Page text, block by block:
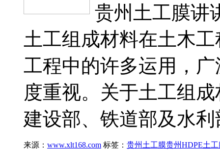
贵州土工膜讲
土工组成材料在土木
工程中的许多运用，
度重视。关于土工组
建设部、铁道部及水
来源： www.xlt168.com 标签： 贵州土工膜贵州HDPE土工